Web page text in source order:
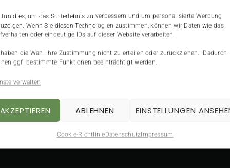
tun dies, um das Surferlebnis zu verbessern und um personalisierte Werbung
Wenn Sie diesen Technologien zustimmen, können wir Daten wie das
oder eindeutige IDs auf dieser Website verarbeiten.
haben die Wahl Ihre Zustimmung nicht zu erteilen oder zurückziehen. Dadurch
ggf. bestimmte Funktionen beeinträchtigt werden.
verwalten
AKZEPTIEREN ABLEHNEN EINSTELLUNGEN
Cookie-RichtlinieDatenschutzImpressum